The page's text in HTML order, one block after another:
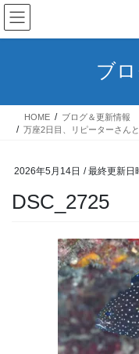
コ
ン
テ
ス
ナ
ビ
ゲ
ン
ブ
HOME
ブログ＆更新情報
万座2日目、リピーターさん
2026年5月14日 / 最終更新日
DSC_2725